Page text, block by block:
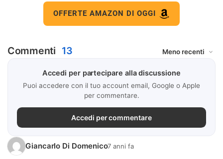
OFFERTE AMAZON DI OGGI
Commenti 13
Accedi per partecipare alla discussione
Puoi accedere con il tuo account email, Google o Apple
per commentare.
Accedi per commentare
Giancarlo Di Domenico7 anni fa